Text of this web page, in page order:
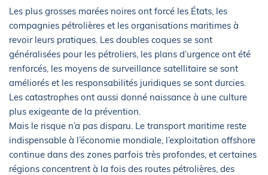
Les plus grosses marées noires ont forcé les États, les
compagnies pétrolières et les organisations maritimes à
revoir leurs pratiques. Les doubles coques se sont
généralisées pour les pétroliers, les plans d’urgence ont été
renforcés, les moyens de surveillance satellitaire se sont
améliorés et les responsabilités juridiques se sont durcies.
Les catastrophes ont aussi donné naissance à une culture
plus exigeante de la prévention.
Mais le risque n’a pas disparu. Le transport maritime reste
indispensable à l’économie mondiale, l’exploitation offshore
continue dans des zones parfois très profondes, et certaines
régions concentrent à la fois des routes pétrolières, des